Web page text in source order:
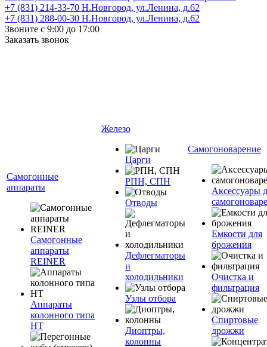
+7 (831) 214-33-70 Н.Новгород, ул.Ленина, д.62
+7 (831) 288-00-30 Н.Новгород, ул.Ленина, д.62
Звоните с 9:00 до 17:00
Заказать звонок
Самогонные
аппараты
Самогонные
аппараты
REINER
Аппараты
колонного типа
НТ
Железо
Царги
РПН, СПН
Отводы
Дефлегматоры
и
холодильники
Узлы отбора
Диоптры,
колонны
Самогоноварение
Аксессуары
Емкости для
брожения
Очистка и
фильтрация
Спиртовые
дрожжи